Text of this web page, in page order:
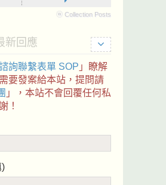
ⓦ Collection Posts
新回應
詢聯繫表單 SOP 」瞭解
要發案給本站，提問請
」，本站不會回覆任何私
！
)